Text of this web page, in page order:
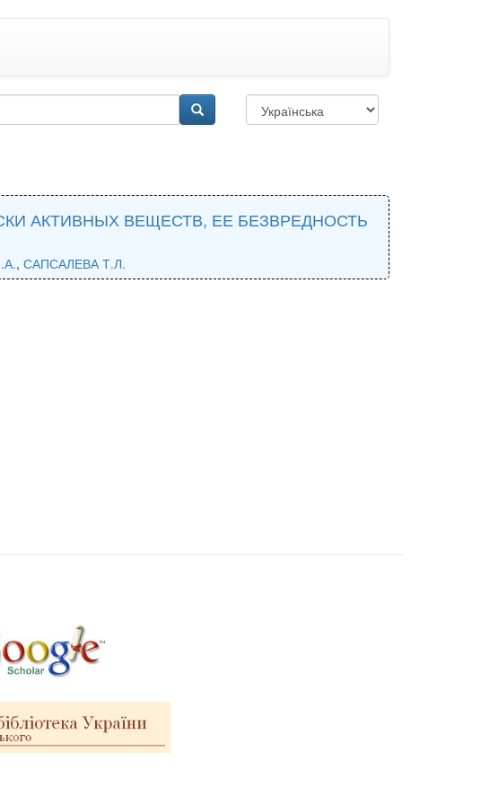
АКТИВНЫХ ВЕЩЕСТВ, ЕЕ БЕЗВРЕДНОСТЬ
, САПСАЛЕВА Т.Л.